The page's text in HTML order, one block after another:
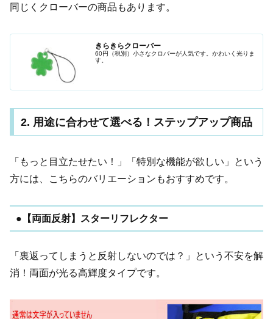
同じくクローバーの商品もあります。
きらきらクローバー
60円（税別）小さなクロバーが人気です。かわいく光りま
す。
2. 用途に合わせて選べる！ステップアップ商品
「もっと目立たせたい！」「特別な機能が欲しい」という
方には、こちらのバリエーションもおすすめです。
●【両面反射】スターリフレクター
「裏返ってしまうと反射しないのでは？」という不安を解
消！両面が光る高輝度タイプです。